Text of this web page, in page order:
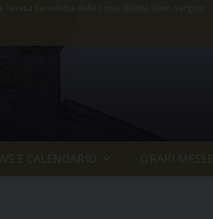
Teresa Benedetta della Croce (Edith) Stein, vergine
E CALENDARIO ORARI MESSE